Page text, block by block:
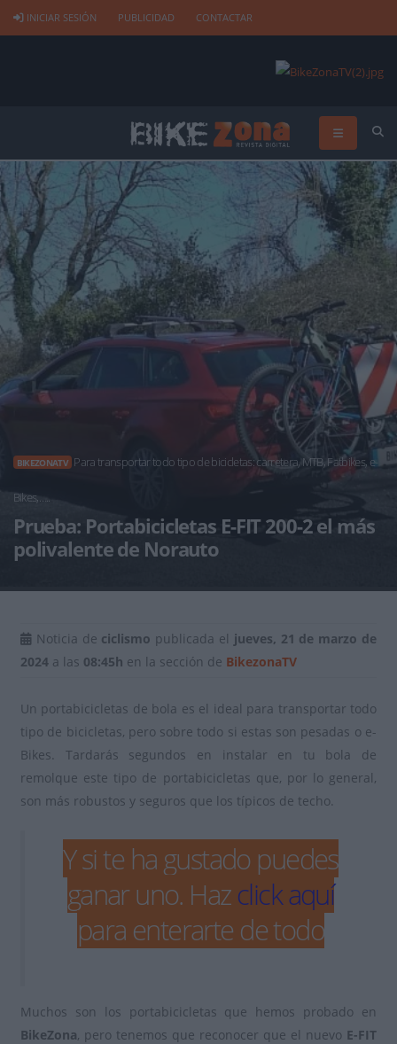
INICIAR SESIÓN PUBLICIDAD CONTACTAR
BIKEZONATV Para transportar todo tipo de bicicletas: carretera, MTB, Fatbikes, e-
Bikes,…..
Prueba: Portabicicletas E-FIT 200-2 el más
polivalente de Norauto
Noticia de ciclismo publicada el jueves, 21 de marzo de
2024 a las 08:45h en la sección de BikezonaTV
Un portabicicletas de bola es el ideal para transportar todo
tipo de bicicletas, pero sobre todo si estas son pesadas o e-
Bikes. Tardarás segundos en instalar en tu bola de
remolque este tipo de portabicicletas que, por lo general,
son más robustos y seguros que los típicos de techo.
Y si te ha gustado puedes
ganar uno. Hazclick aquí
para enterarte de todo
Muchos son los portabicicletas que hemos probado en
BikeZona, pero tenemos que reconocer que el nuevo E-FIT